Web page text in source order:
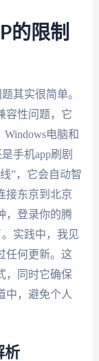
的限制
其实很简单。
容性问题，它
电脑和
手机app刷剧
”，它会自动智
接东京到北京
，登录你的腾
实践中，我见
任何更新。这
，同时它确保
中，避免个人
析